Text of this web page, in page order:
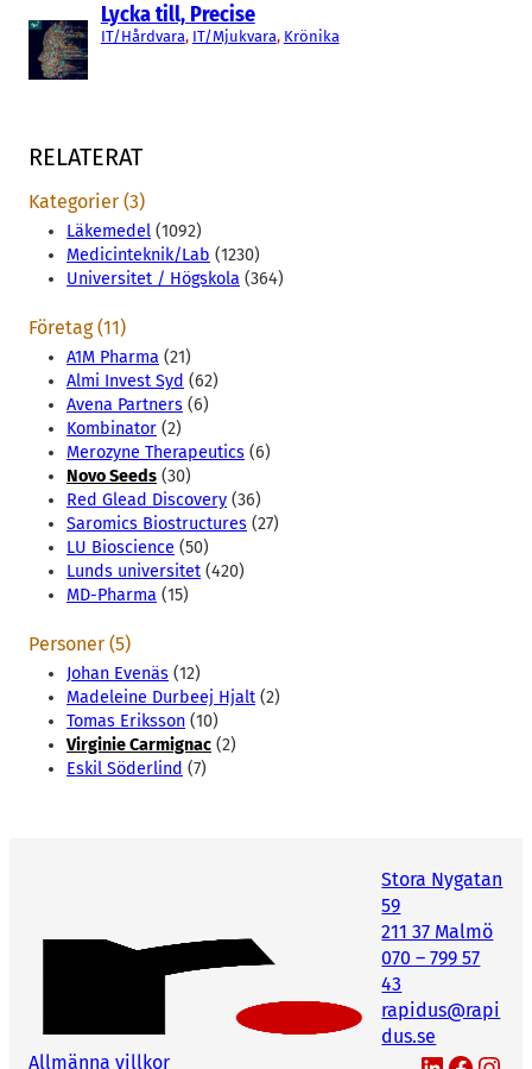
Lycka till, Precise
IT/Hårdvara, IT/Mjukvara, Krönika
RELATERAT
Kategorier (3)
Läkemedel (1092)
Medicinteknik/Lab (1230)
Universitet / Högskola (364)
Företag (11)
A1M Pharma (21)
Almi Invest Syd (62)
Avena Partners (6)
Kombinator (2)
Merozyne Therapeutics (6)
Novo Seeds (30)
Red Glead Discovery (36)
Saromics Biostructures (27)
LU Bioscience (50)
Lunds universitet (420)
MD-Pharma (15)
Personer (5)
Johan Evenäs (12)
Madeleine Durbeej Hjalt (2)
Tomas Eriksson (10)
Virginie Carmignac (2)
Eskil Söderlind (7)
Stora Nygatan
59
211 37 Malmö
070 – 799 57
43
rapidus@rapi
dus.se
Allmänna villkor